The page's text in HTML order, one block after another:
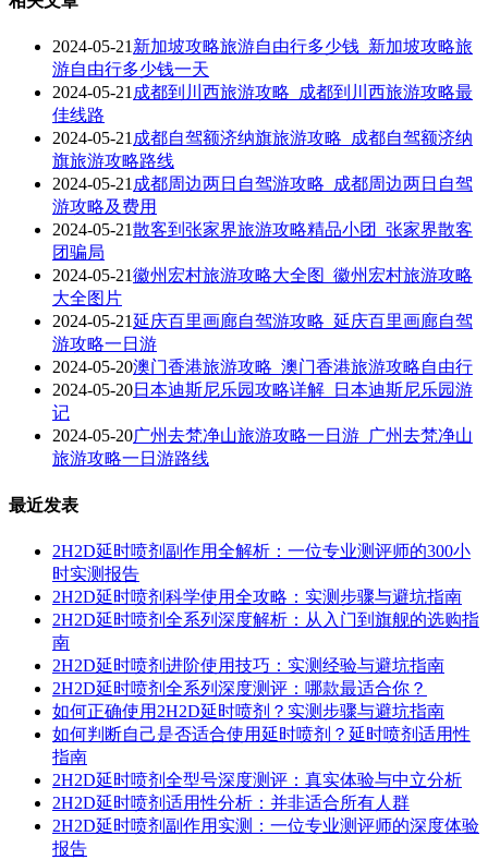
2024-05-21 新加坡攻略旅游自由行多少钱_新加坡攻略旅
游自由行多少钱一天
2024-05-21 成都到川西旅游攻略_成都到川西旅游攻略最
佳线路
2024-05-21 成都自驾额济纳旗旅游攻略_成都自驾额济纳
旗旅游攻略路线
2024-05-21 成都周边两日自驾游攻略_成都周边两日自驾
游攻略及费用
2024-05-21散客到张家界旅游攻略精品小团_张家界散客
团骗局
2024-05-21徽州宏村旅游攻略大全图_徽州宏村旅游攻略
大全图片
2024-05-21延庆百里画廊自驾游攻略_延庆百里画廊自驾
游攻略一日游
2024-05-20澳门香港旅游攻略_澳门香港旅游攻略自由行
2024-05-20日本迪斯尼乐园攻略详解_日本迪斯尼乐园游
记
2024-05-20广州去梵净山旅游攻略一日游_广州去梵净山
旅游攻略一日游路线
最近发表
2H2D延时喷剂副作用全解析：一位专业测评师的300小
时实测报告
2H2D延时喷剂科学使用全攻略：实测步骤与避坑指南
2H2D延时喷剂全系列深度解析：从入门到旗舰的选购指
南
2H2D延时喷剂进阶使用技巧：实测经验与避坑指南
2H2D延时喷剂全系列深度测评：哪款最适合你？
如何正确使用2H2D延时喷剂？实测步骤与避坑指南
如何判断自己是否适合使用延时喷剂？延时喷剂适用性
指南
2H2D延时喷剂全型号深度测评：真实体验与中立分析
2H2D延时喷剂适用性分析：并非适合所有人群
2H2D延时喷剂副作用实测：一位专业测评师的深度体验
报告